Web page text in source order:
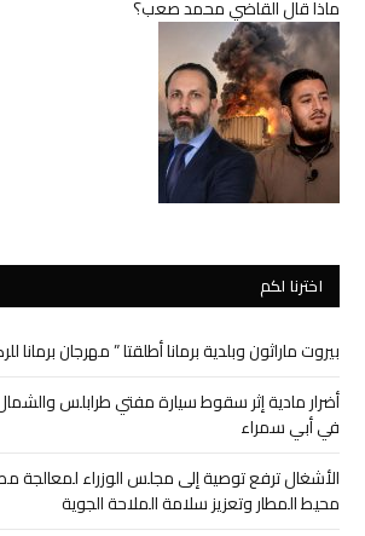
ماذا قال القاضي محمد صعب؟
اخترنا لكم
بيروت ماراثون وبلدية برمانا أطلقتا ” مهرجان برمانا
أضرار مادية إثر سقوط سيارة مفتي طرابلس
في أبي سمراء
الأشغال ترفع توصية إلى مجلس الوزراء لمعالجة
محيط المطار وتعزيز سلامة الملاحة الجوية